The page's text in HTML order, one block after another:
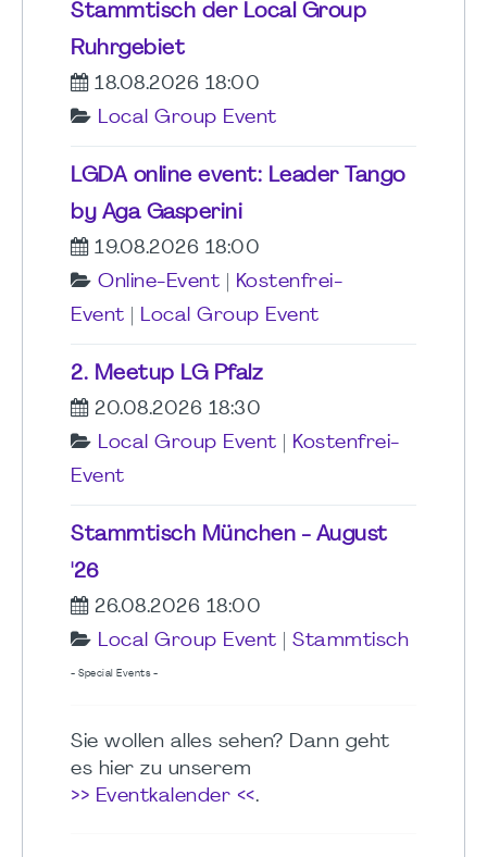
Stammtisch der Local Group
Ruhrgebiet
18.08.2026 18:00
Local Group Event
LGDA online event: Leader Tango
by Aga Gasperini
19.08.2026 18:00
Online-Event
Kostenfrei-
Event
Local Group Event
2. Meetup LG Pfalz
20.08.2026 18:30
Local Group Event
Kostenfrei-
Event
Stammtisch München - August
'26
26.08.2026 18:00
Local Group Event
Stammtisch
- Special Events -
Sie wollen alles sehen? Dann geht
es hier zu unserem
>> Eventkalender <<.